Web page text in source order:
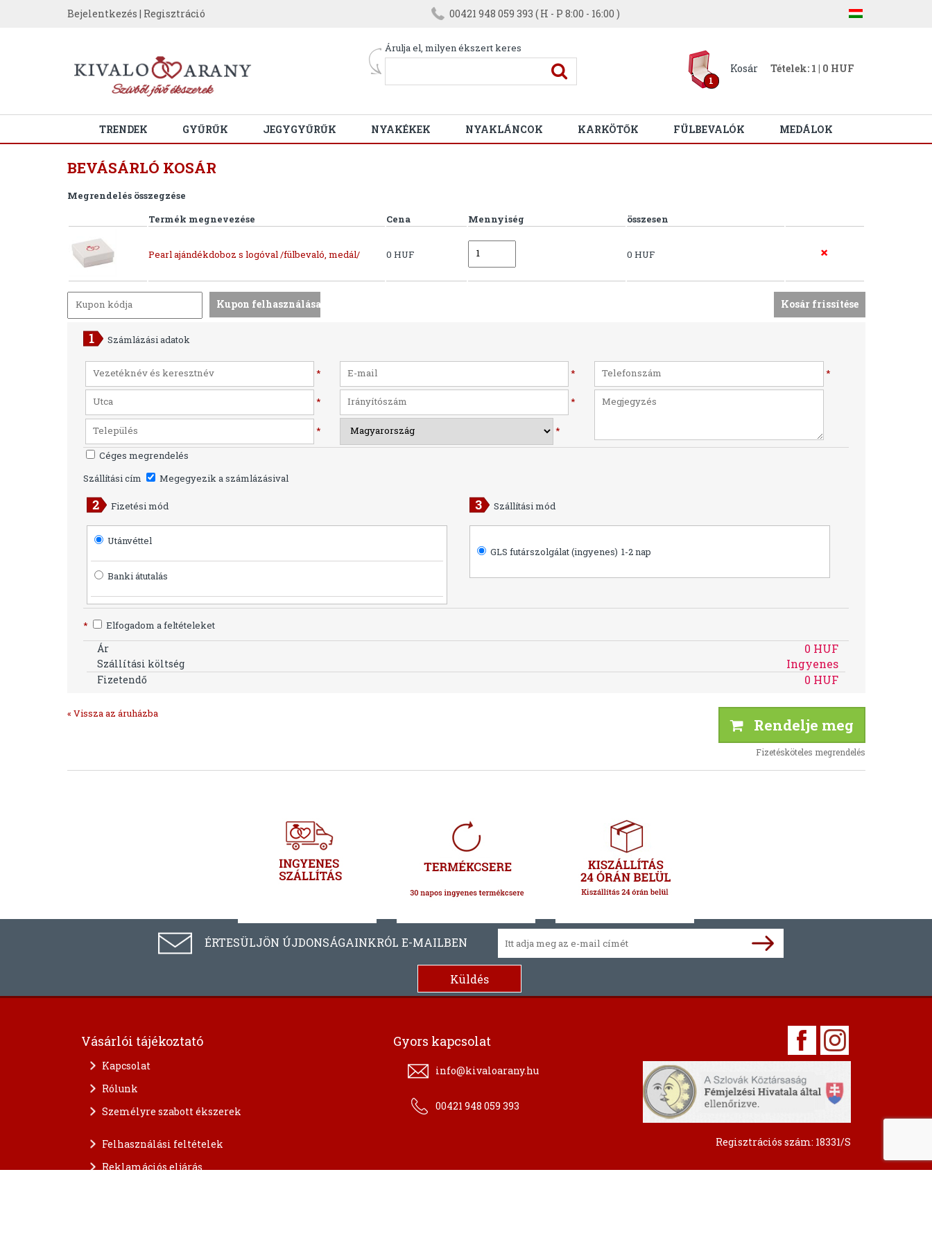
Bejelentkezés | Regisztráció 00421 948 059 393 ( H - P 8:00 - 16:00 )
Árulja el, milyen ékszert keres
1
Kosár Tételek: 1 | 0 HUF
TRENDEK GYŰRŰK JEGYGYŰRŰK NYAKÉKEK NYAKLÁNCOK KARKÖTŐK FÜLBEVALÓK MEDÁLOK
BEVÁSÁRLÓ KOSÁR
Megrendelés összegzése
Termék megnevezése
Cena Mennyiség összesen
Pearl ajándékdoboz s logóval /fülbevaló, medál/ 0 HUF 0 HUF
Számlázási adatok
* * *
* *
*
*
Céges megrendelés
Szállítási cím
Megegyezik a számlázásival
Fizetési mód
Utánvéttel
Banki átutalás
Szállítási mód
GLS futárszolgálat (ingyenes) 1-2 nap
* Elfogadom a feltételeket
Ár 0 HUF
Szállítási költség Ingyenes
Fizetendő 0 HUF
« Vissza az áruházba
Rendelje meg
Fizetésköteles megrendelés
ÉRTESÜLJÖN ÚJDONSÁGAINKRÓL E-MAILBEN
Vásárlói tájékoztató
Kapcsolat
Rólunk
Személyre szabott ékszerek
Felhasználási feltételek
Reklamációs eljárás
Gyors kapcsolat
info@kivaloarany.hu
00421 948 059 393
Regisztrációs szám: 18331/S